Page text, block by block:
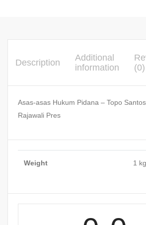
Description
Additional
information
(0)
Asas-asas Hukum Pidana – Topo
Rajawali Pres
Weight 1 kg